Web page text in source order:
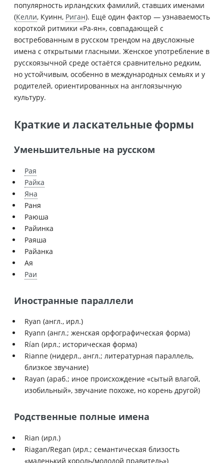
популярность ирландских фамилий, ставших именами
(Келли, Куинн, Риган). Ещё один фактор — узнаваемость
короткой ритмики «Ра-ян», совпадающей с
востребованным в русском трендом на двусложные
имена с открытыми гласными. Женское употребление в
русскоязычной среде остаётся сравнительно редким,
но устойчивым, особенно в международных семьях и у
родителей, ориентированных на англоязычную
культуру.
Краткие и ласкательные формы
Уменьшительные на русском
Рая
Райка
Яна
Раня
Раюша
Райинка
Раяша
Райанка
Ая
Раи
Иностранные параллели
Ryan (англ., ирл.)
Ryann (англ.; женская орфографическая форма)
Rían (ирл.; историческая форма)
Rianne (нидерл., англ.; литературная параллель,
близкое звучание)
Rayan (араб.; иное происхождение «сытый влагой,
изобильный», звучание похоже, но корень другой)
Родственные полные имена
Rian (ирл.)
Riagan/Regan (ирл.; семантическая близость
«маленький король/молодой правитель»)